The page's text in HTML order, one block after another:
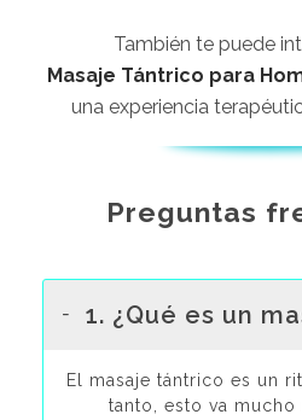
También te puede
Masaje Tántrico para
una experiencia
Preguntas
1. ¿Qué es un
El masaje tántrico es un
tanto, esto va mucho